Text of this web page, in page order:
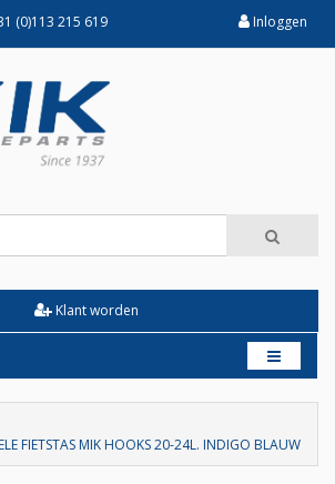
(0)113 215 619 Inloggen
Klant worden
FIETSTAS MIK HOOKS 20-24L. INDIGO BLAUW